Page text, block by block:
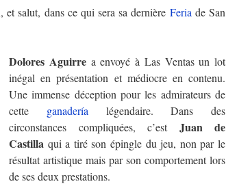
salut, dans ce qui sera sa dernière Feria de San
Dolores Aguirrea envoyé à Las Ventas un lot
inégal en présentation et médiocre en contenu.
Une immense déception pour les admirateurs de
cette ganadería légendaire. Dans des
circonstances compliquées, c’est Juan de
Castilla qui a tiré son épingle du jeu, non par le
résultat artistique mais par son comportement lors
de ses deux prestations.